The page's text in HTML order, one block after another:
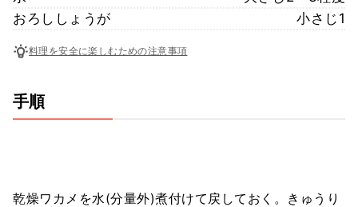
おろししょうが
小さじ1
料理を安全に楽しむための注意事項
手順
乾燥ワカメを水(分量外)煮付けて戻しておく。きゅうり